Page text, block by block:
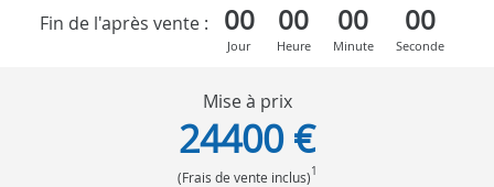
Fin de l'après vente :
00
Jour
00
Heure
00
Minute
00
Seconde
Mise à prix
24400 €
(Frais de vente inclus)1